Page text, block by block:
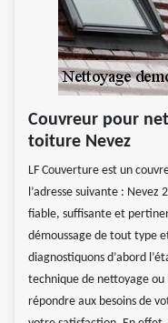
Couvreur pour
toiture Nevez
LF Couverture est un
l’adresse suivante : Nevez
fiable, suffisante et
démoussage de tout type
diagnostiquons d’abord
technique de nettoyage
répondre aux besoins de